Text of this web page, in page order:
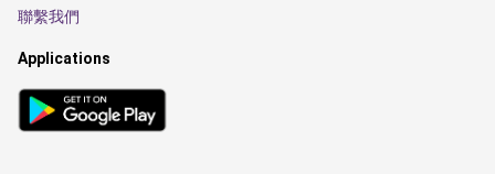
聯繫我們
Applications